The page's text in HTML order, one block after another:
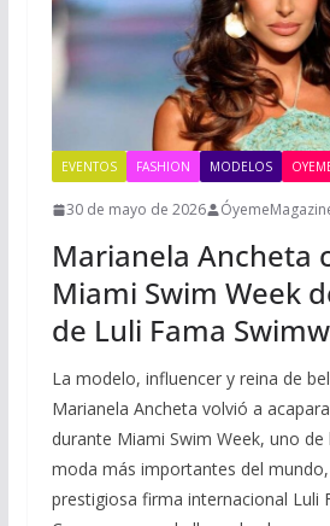
EVENTOS FASHION MODELOS
30 de mayo de 2026
Marianela Ancheta
Miami Swim Week
de Luli Fama
La modelo, influencer y reina de
Marianela Ancheta volvió a
durante Miami Swim Week, uno
moda más importantes del
prestigiosa firma internacional Luli